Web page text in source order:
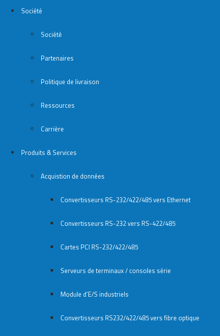
Société
Société
Partenaires
Politique de livraison
Ressources
Carrière
Produits & Services
Acquistion de données
Convertisseurs RS-232/422/485 vers Ethernet
Convertisseurs RS-232 vers RS-422/485
Cartes PCI RS-232/422/485
Serveurs de terminaux / consoles série
Module d’E/S industriels
Convertisseurs RS232/422/485 vers fibre optique